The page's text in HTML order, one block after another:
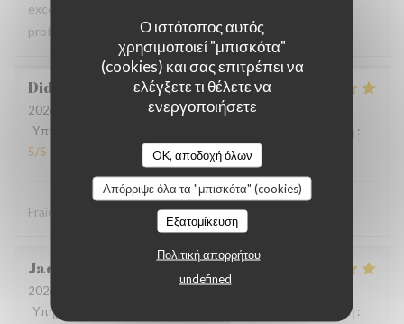
Ο ιστότοπος αυτός
χρησιμοποιεί "μπισκότα"
(cookies) και σας επιτρέπει να
ελέγξετε τι θέλετε να
ενεργοποιήσετε
OK, αποδοχή όλων
Απόρριψε όλα τα "μπισκότα" (cookies)
Εξατομίκευση
Πολιτική απορρήτου
undefined
exceptionnelles sans compter la gentillesse et
professionnalisme du personnel.
Didier
2026-08-01
- 12:30 - καλεσμένοι 4
Υπηρεσία
Ποιότητα / Τιμή :
5/5
Fraîcheur des produits
Jacques
2026-07-31
Υπηρεσία
Ποιότητα / Τιμή :